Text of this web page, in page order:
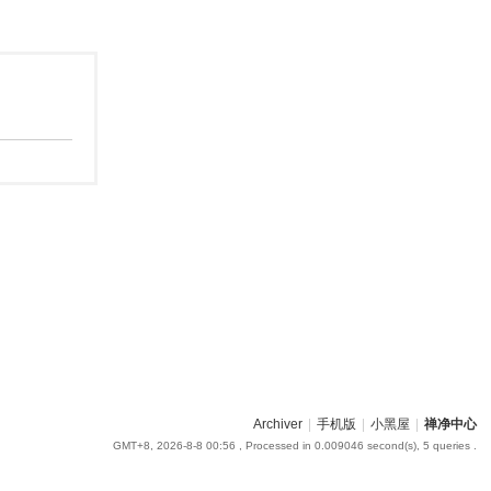
Archiver 手机版 小黑屋 禅净中心
GMT+8, 2026-8-8 00:56 , Processed in 0.009046 second(s), 5 queries .